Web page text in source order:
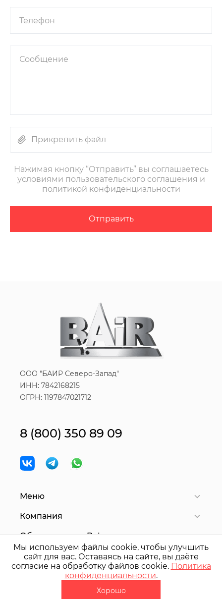
Прикрепить файл
Нажимая кнопку “Отправить” вы соглашаетесь
условиями пользовательского соглашения и
политикой конфиденциальности
Отправить
ООО "БАИР Северо-Запад"
ИНН: 7842168215
ОГРН: 1197847021712
8 (800) 350 89 09
Меню
Компания
Оборудование Bair
БАИРСеверо-Запад"
Мы используем файлы cookie, чтобы улучшить
сайт для вас. Оставаясь на сайте, вы даёте
согласие на обработку файлов cookie. Политика
конфиденциальности.
Хорошо